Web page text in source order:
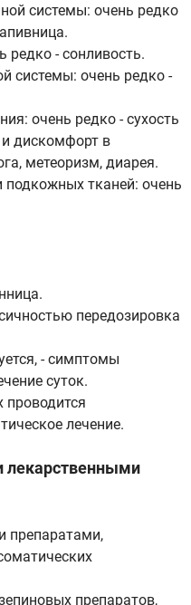
системы: очень редко
редко - сонливость.
системы: очень редко -
очень редко - сухость
и дискомфорт в
метеоризм, диарея.
тканей: очень
передозировка
- симптомы
суток.
лечение.
лекарственными
препаратами,
препаратов,